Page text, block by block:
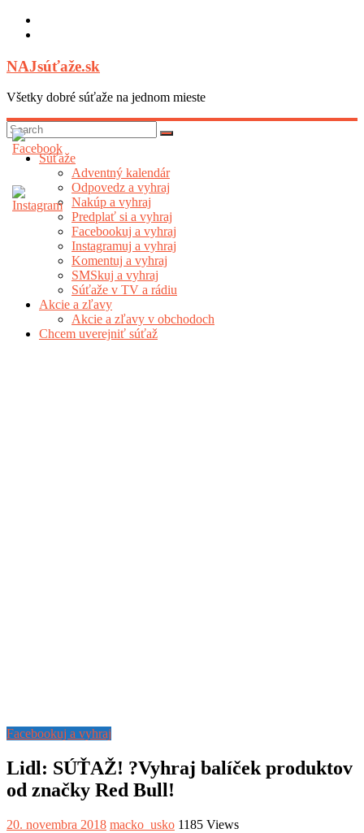
Skip
NAJsúťaže.sk
Všetky dobré súťaže na jednom mieste
Súťaže
Adventný kalendár
Odpovedz a vyhraj
Nakúp a vyhraj
Predplať si a vyhraj
Facebookuj a vyhraj
Instagramuj a vyhraj
Komentuj a vyhraj
SMSkuj a vyhraj
Súťaže v TV a rádiu
Akcie a zľavy
Akcie a zľavy v obchodoch
Chcem uverejniť súťaž
Facebookuj a vyhraj
Lidl: SÚŤAŽ! ?Vyhraj balíček produktov
od značky Red Bull!
20. novembra 2018 macko_usko 1185 Views